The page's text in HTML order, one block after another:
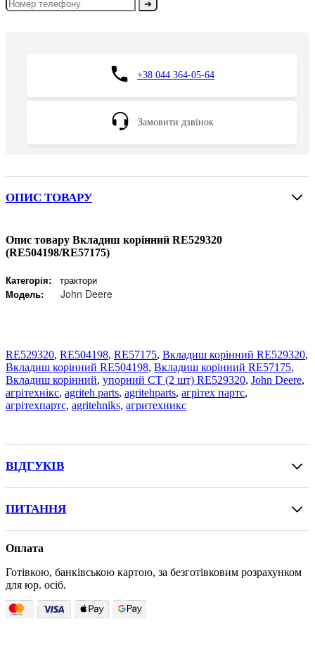
➔
+38 044 364-05-64
Замовити дзвінок
ОПИС ТОВАРУ
Опис товару Вкладиш корінний RE529320
(RE504198/RE57175)
Категорія:
трактори
Модель: John Deere
RE529320, RE504198, RE57175, Вкладиш корінний RE529320,
Вкладиш корінний RE504198, Вкладиш корінний RE57175,
Вкладиш корінний, упорний СТ (2 шт) RE529320, John Deere,
агрітехнікс, agriteh parts, agritehparts, агрітех партс,
агрітехпартс, agritehniks, агритехникс
ВІДГУКІВ
ПИТАННЯ
Оплата
Готівкою, банківською картою, за безготівковим розрахунком
для юр. осіб.